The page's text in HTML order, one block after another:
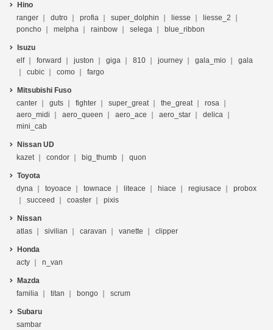
Hino
ranger
dutro profia super_dolphin liesse
liesse_2
poncho
melpha rainbow selega blue_ribbon
Isuzu
elf
forward juston giga 810 journey gala_mio
gala
cubic
como fargo
Mitsubishi Fuso
canter
guts fighter super_great the_great
rosa
aero_midi
aero_queen aero_ace aero_star
delica
mini_cab
Nissan UD
kazet
condor big_thumb quon
Toyota
dyna
toyoace townace liteace hiace regiusace
probox
succeed
coaster pixis
Nissan
atlas
sivilian caravan vanette clipper
Honda
acty
n_van
Mazda
familia
titan bongo scrum
Subaru
sambar